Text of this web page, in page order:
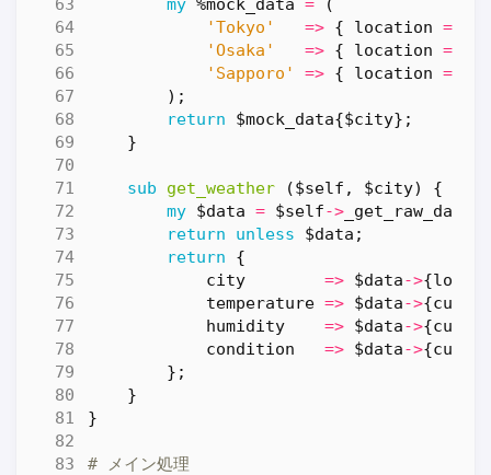
'Tokyo'
=> { location =>
'Osaka'
=> { location =>
'Sapporo'
=> { location =>
);
return
$mock_data{$city};
}
sub get_weather
($self, $city) {
my $data = $self-> _get_raw_data
return
unless $data ;
return
{
city
=> $data->{
temperature => $data->{
humidity
=> $data->{
condition
=> $data->{
};
}
}
# メイン処理